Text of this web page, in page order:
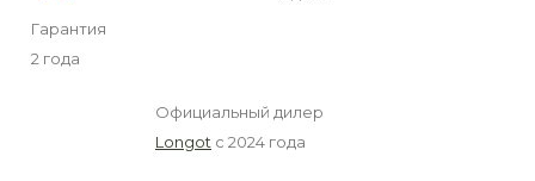
Гарантия
2 года
Официальный дилер
Longot с 2024 года